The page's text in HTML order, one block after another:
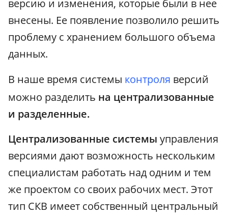
версию и изменения, которые были в нее
внесены. Ее появление позволило решить
проблему с хранением большого объема
данных.
В наше время системы контроля версий
можно разделить на централизованные
и разделенные.
Централизованные системы управления
версиями дают возможность нескольким
специалистам работать над одним и тем
же проектом со своих рабочих мест. Этот
тип СКВ имеет собственный центральный